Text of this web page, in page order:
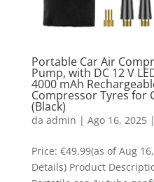
Portable Car Air
Pump, with DC 12 V
4000 mAh
Compressor Tyres for
(Black)
da admin | Ago 16, 2025|
Price: €49.99(as of Aug
Details) Product